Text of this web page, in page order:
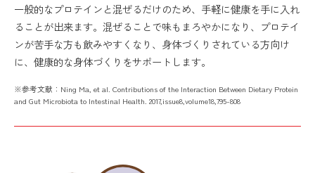
一般的なプロテインと混ぜるだけのため、手軽に健康を手に入れ
ることが出来ます。混ぜることで味もまろやかになり、プロテイ
ンが苦手な方も飲みやすくなり、身体づくりされている方向け
に、健康的な身体づくりをサポートします。
※参考文献：Ning Ma, et al. Contributions of the Interaction Between Dietary Protein
and Gut Microbiota to Intestinal Health. 2017,issue8,volume18,795-808